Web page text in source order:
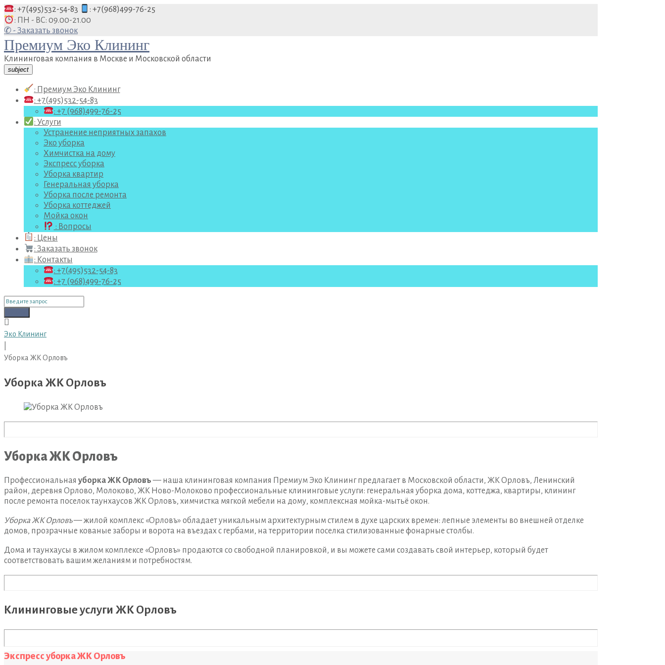
Перейти
к
содержанию
: +7(495)532-54-83
: +7(968)499-76-25
: ПН - ВС: 09.00-21.00
✆ - Заказать звонок
Премиум Эко Клининг
Клининговая компания в Москве и Московской области
subject
: Премиум Эко Клининг
: +7(495)532-54-83
: +7 (968)499-76-25
: Услуги
Устранение неприятных запахов
Эко уборка
Химчистка на дому
Экспресс уборка
Уборка квартир
Генеральная уборка
Уборка после ремонта
Уборка коттеджей
Мойка окон
: Вопросы
: Цены
: Заказать звонок
: Контакты
: +7(495)532-54-83
: +7 (968)499-76-25
Поиск
для:
Эко Клининг
Уборка ЖК Орловъ
Уборка ЖК Орловъ
Уборка ЖК Орловъ
Профессиональная уборка ЖК Орловъ— наша клининговая компания Премиум Эко Клининг предлагает в Московской области, ЖК Орловъ, Ленинский
район, деревня Орлово, Молоково, ЖК Ново-Молоково профессиональные клининговые услуги: генеральная уборка дома, коттеджа, квартиры, клининг
после ремонта поселок таунхаусов ЖК Орловъ, химчистка мягкой мебели на дому, комплексная мойка-мытьё окон.
Уборка ЖК Орловъ— жилой комплекс «Орловъ» обладает уникальным архитектурным стилем в духе царских времен: лепные элементы во внешней отделке
домов, прозрачные кованые заборы и ворота на въездах с гербами, на территории поселка стилизованные фонарные столбы.
Дома и таунхаусы в жилом комплексе «Орловъ» продаются со свободной планировкой, и вы можете сами создавать свой интерьер, который будет
соответствовать вашим желаниям и потребностям.
Клининговые услуги ЖК Орловъ
Экспресс уборка ЖК Орловъ